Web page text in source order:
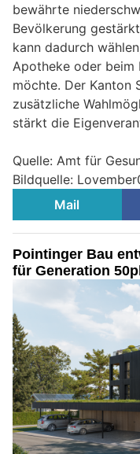
bewährte
Bevölkerung
kann dadurch
Apotheke oder beim
möchte. Der Kanton
zusätzliche
stärkt die
Quelle: Amt für
Bildquelle:
Mail
Pointinger Bau
für Generation